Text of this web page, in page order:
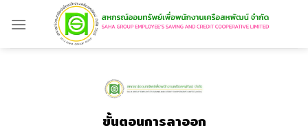
ขั้นตอนการลาออก